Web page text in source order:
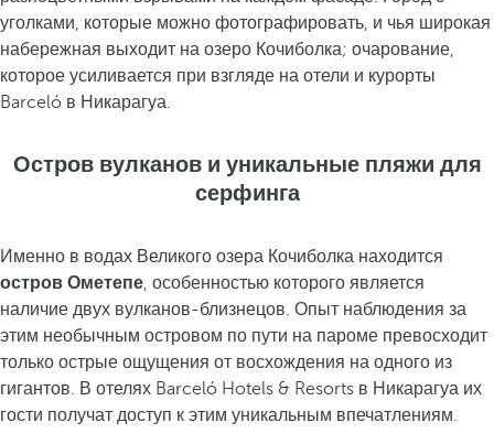
уголками, которые можно фотографировать, и чья широкая
набережная выходит на озеро Кочиболка; очарование,
которое усиливается при взгляде на отели и курорты
Barceló в Никарагуа.
Остров вулканов и уникальные пляжи для
серфинга
Именно в водах Великого озера Кочиболка находится
остров Ометепе, особенностью которого является
наличие двух вулканов-близнецов. Опыт наблюдения за
этим необычным островом по пути на пароме превосходит
только острые ощущения от восхождения на одного из
гигантов. В отелях Barceló Hotels & Resorts в Никарагуа их
гости получат доступ к этим уникальным впечатлениям.